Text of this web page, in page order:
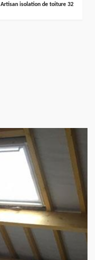
Artisan isolation de toiture 32